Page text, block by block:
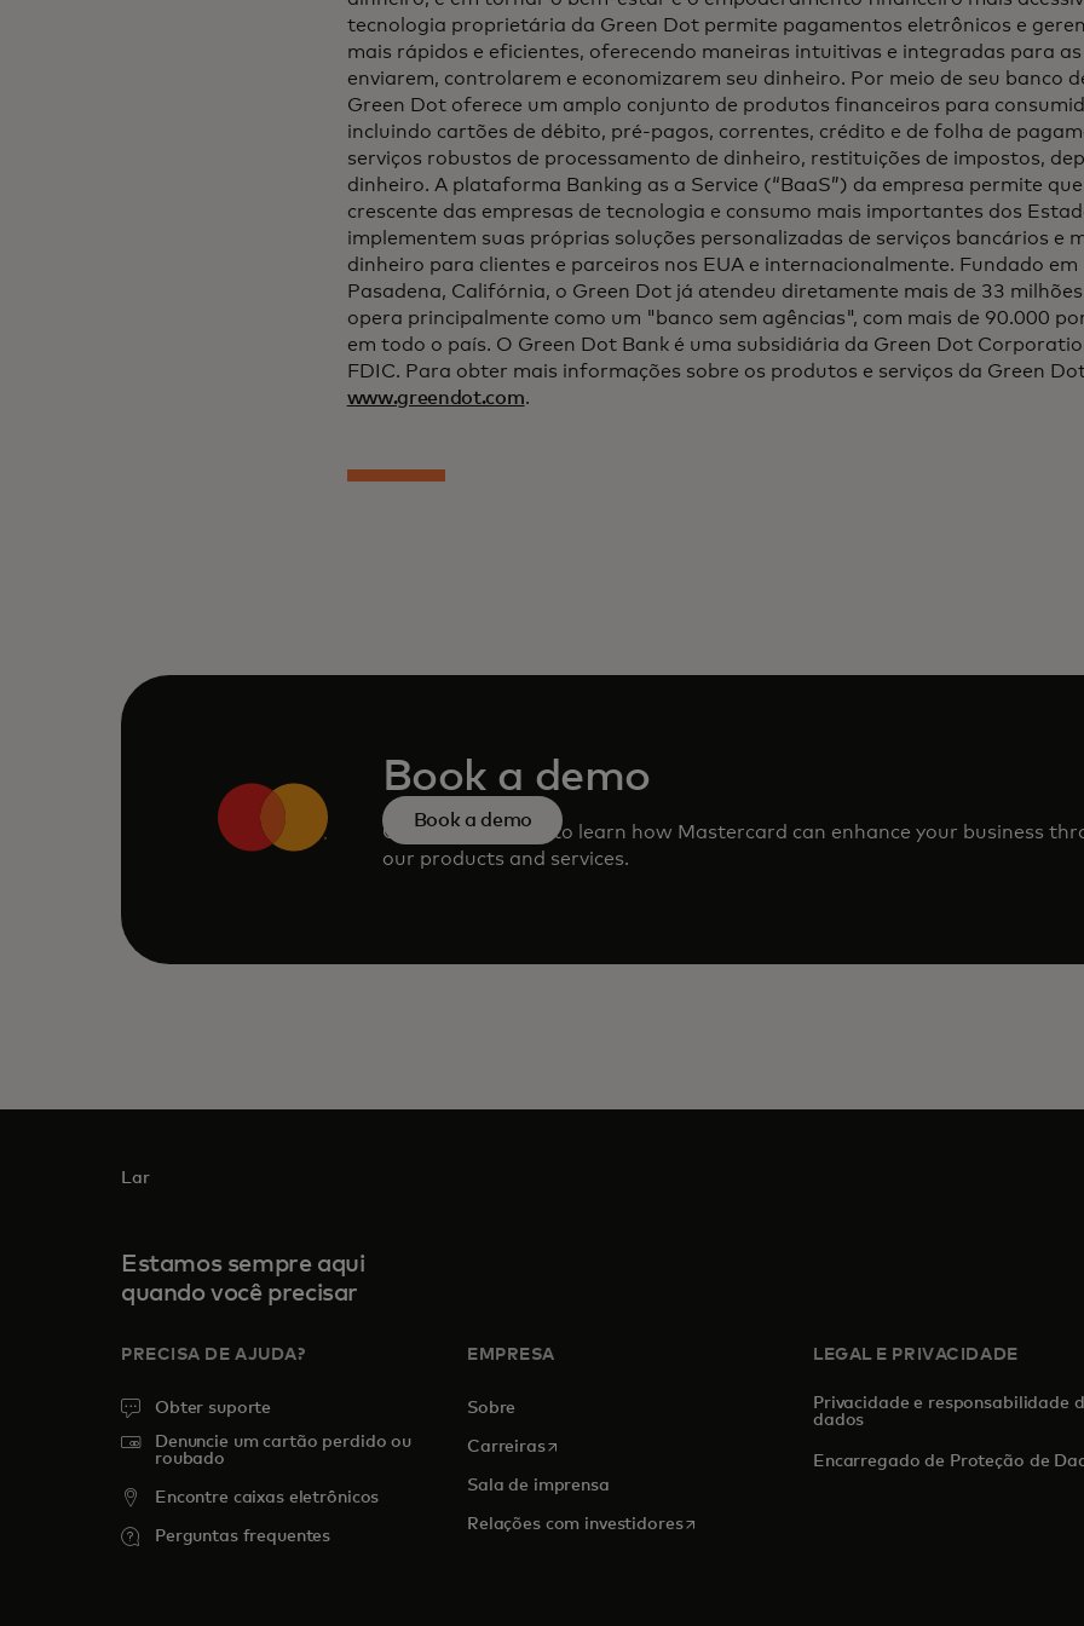
tecnologia proprietária da Green Dot permite pagamentos eletrônicos e
mais rápidos e eficientes, oferecendo maneiras intuitivas e integradas para
enviarem, controlarem e economizarem seu dinheiro. Por meio de seu banco
Green Dot oferece um amplo conjunto de produtos financeiros para
incluindo cartões de débito, pré-pagos, correntes, crédito e de folha de
serviços robustos de processamento de dinheiro, restituições de impostos,
dinheiro. A plataforma Banking as a Service (“BaaS”) da empresa permite
crescente das empresas de tecnologia e consumo mais importantes dos
implementem suas próprias soluções personalizadas de serviços bancários e
dinheiro para clientes e parceiros nos EUA e internacionalmente. Fundado em
Pasadena, Califórnia, o Green Dot já atendeu diretamente mais de 33
opera principalmente como um "banco sem agências", com mais de 90.000
em todo o país. O Green Dot Bank é uma subsidiária da Green Dot
FDIC. Para obter mais informações sobre os produtos e serviços da Green
www.greendot.com.
Book a demo
Consult our team to learn how Mastercard can enhance your business
our products and services.
Book a demo
Lar
Estamos sempre aqui
quando você precisar
PRECISA DE AJUDA?
Obter suporte
Denuncie um cartão perdido ou
roubado
Encontre caixas eletrônicos
Perguntas frequentes
EMPRESA
Sobre
Carreirasabre em uma nova guia
Sala de imprensa
Relações com investidoresabre em uma nova guia
LEGAL E PRIVACIDADE
Privacidade e responsabilidade
dados
Encarregado de Proteção de